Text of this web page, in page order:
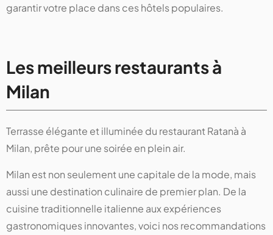
garantir votre place dans ces hôtels populaires.
Les meilleurs restaurants à
Milan
Terrasse élégante et illuminée du restaurant Ratanà à
Milan, prête pour une soirée en plein air.
Milan est non seulement une capitale de la mode, mais
aussi une destination culinaire de premier plan. De la
cuisine traditionnelle italienne aux expériences
gastronomiques innovantes, voici nos recommandations